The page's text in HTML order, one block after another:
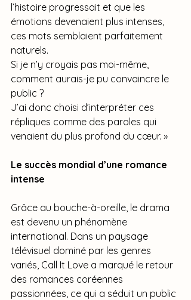
l’histoire progressait et que les
émotions devenaient plus intenses,
ces mots semblaient parfaitement
naturels.
Si je n’y croyais pas moi-même,
comment aurais-je pu convaincre le
public ?
J’ai donc choisi d’interpréter ces
répliques comme des paroles qui
venaient du plus profond du cœur. »
Le succès mondial d’une romance
intense
Grâce au bouche-à-oreille, le drama
est devenu un phénomène
international. Dans un paysage
télévisuel dominé par les genres
variés, Call It Love a marqué le retour
des romances coréennes
passionnées, ce qui a séduit un public